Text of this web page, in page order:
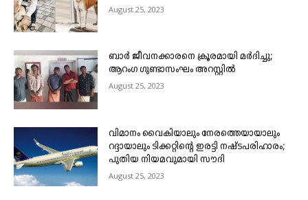
August 25, 2023
ബാർ ജീവനക്കാരനെ ക്രൂരമായി മർദിച്ചു;
ആറംഗ ഗുണ്ടാസംഘം അറസ്റ്റിൽ
August 25, 2023
വിമാനം വൈകിയാലും നേരത്തെയായാലും
റദ്ദായാലും ടിക്കറ്റിന്റെ ഇരട്ടി നഷ്ടപരിഹാരം;
പുതിയ നിയമവുമായി സൗദി
August 25, 2023